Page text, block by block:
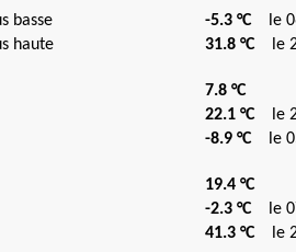
basse -5.3 °Cle
haute
31.8 °Cle
7.8 °C
22.1 °Cle
-8.9 °Cle
19.4 °C
-2.3 °Cle
41.3 °Cle